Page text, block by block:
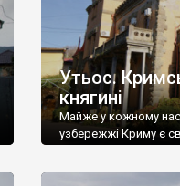
Утьос.
княгині
Майже у кожному
узбережжі Криму є